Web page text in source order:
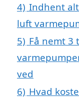
4) Indhent
luft
5) Få nemt
ved
6) Hvad